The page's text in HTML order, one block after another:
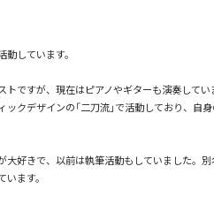
動しています。
トですが、現在はピアノやギターも演奏してい
ックデザインの「二刀流」で活動しており、
大好きで、以前は執筆活動もしていました。
います。